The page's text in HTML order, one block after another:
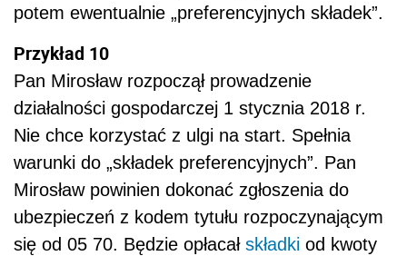
potem ewentualnie „preferencyjnych składek”.
Przykład 10
Pan Mirosław rozpoczął prowadzenie
działalności gospodarczej 1 stycznia 2018 r.
Nie chce korzystać z ulgi na start. Spełnia
warunki do „składek preferencyjnych”. Pan
Mirosław powinien dokonać zgłoszenia do
ubezpieczeń z kodem tytułu rozpoczynającym
się od 05 70. Będzie opłacał składki od kwoty